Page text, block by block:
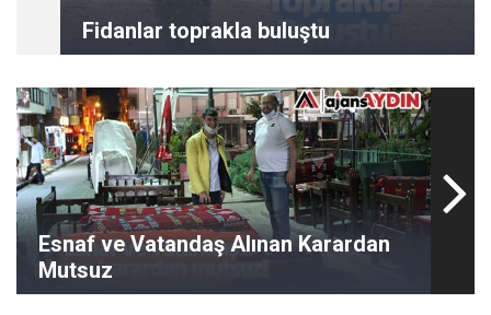
Fidanlar toprakla buluştu
Esnaf ve Vatandaş Alınan Karardan
Mutsuz